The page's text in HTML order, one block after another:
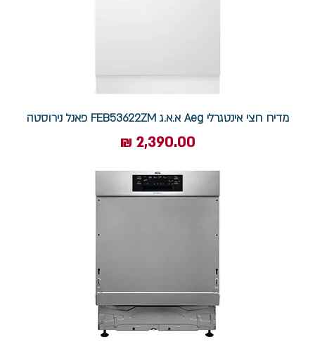
מדיח חצי אינטגרלי Aeg א.א.ג FEB53622ZM פאנל נירוסטה
מחיר